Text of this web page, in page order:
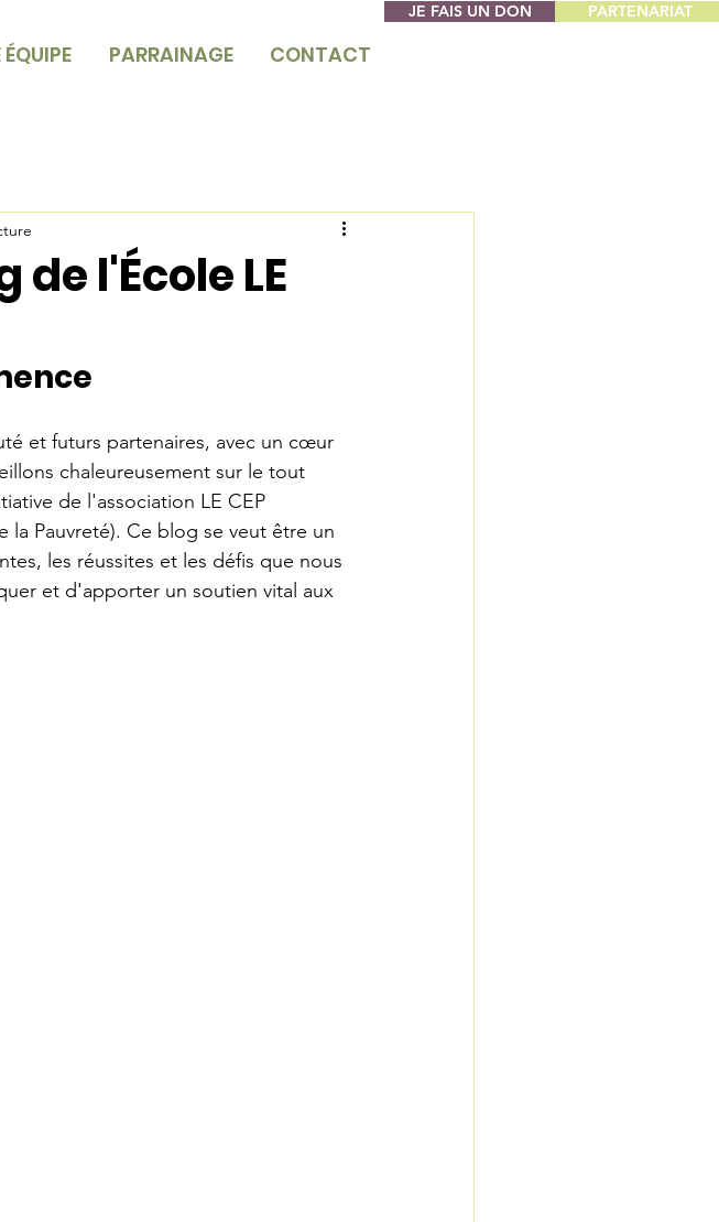
PARRAINAGE CONTACT
JE FAIS UN DON PARTENARIAT
l'École LE
et futurs partenaires, avec un cœur
chaleureusement sur le tout
de l'association LE CEP
Pauvreté). Ce blog se veut être un
les réussites et les défis que nous
et d'apporter un soutien vital aux